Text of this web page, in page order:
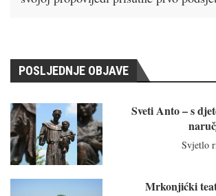
POSLJEDNJE OBJAVE
Sveti Anto – s
Svjetlo
Mrkonjićki